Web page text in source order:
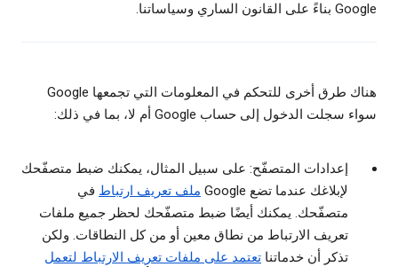
Google بناءً على القانون الساري وسياساتنا.
هناك طرق أخرى للتحكم في المعلومات التي تجمعها Google
سواء سجلت الدخول إلى حساب Google أم لا، بما في ذلك:
إعدادات المتصفّح: على سبيل المثال، يمكنك ضبط متصفّحك
لإبلاغك عندما تضع Google
ملف تعريف ارتباط في
متصفّحك. يمكنك أيضًا ضبط متصفّحك لحظر جميع ملفات
تعريف الارتباط من نطاق معين أو من كل النطاقات. ولكن
تذكر أن خدماتنا تعتمد على ملفات تعريف الارتباط لتعمل